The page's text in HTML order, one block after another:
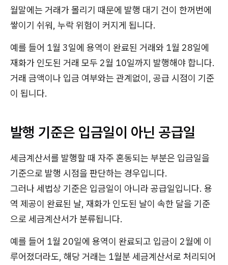
월말에는 거래가 몰리기 때문에 발행 대기 건이 한꺼번에
쌓이기 쉬워, 누락 위험이 커지게 됩니다.
예를 들어 1월 3일에 용역이 완료된 거래와 1월 28일에
재화가 인도된 거래 모두 2월 10일까지 발행해야 합니다.
거래 금액이나 입금 여부와는 관계없이, 공급 시점이 기준
이 됩니다.
발행 기준은 입금일이 아닌 공급일
세금계산서를 발행할 때 자주 혼동되는 부분은 입금일을
기준으로 발행 시점을 판단하는 경우입니다.
그러나 세법상 기준은 입금일이 아니라 공급일입니다. 용
역 제공이 완료된 날, 재화가 인도된 날이 속한 달을 기준
으로 세금계산서가 분류됩니다.
예를 들어 1월 20일에 용역이 완료되고 입금이 2월에 이
루어졌더라도, 해당 거래는 1월분 세금계산서로 처리되어